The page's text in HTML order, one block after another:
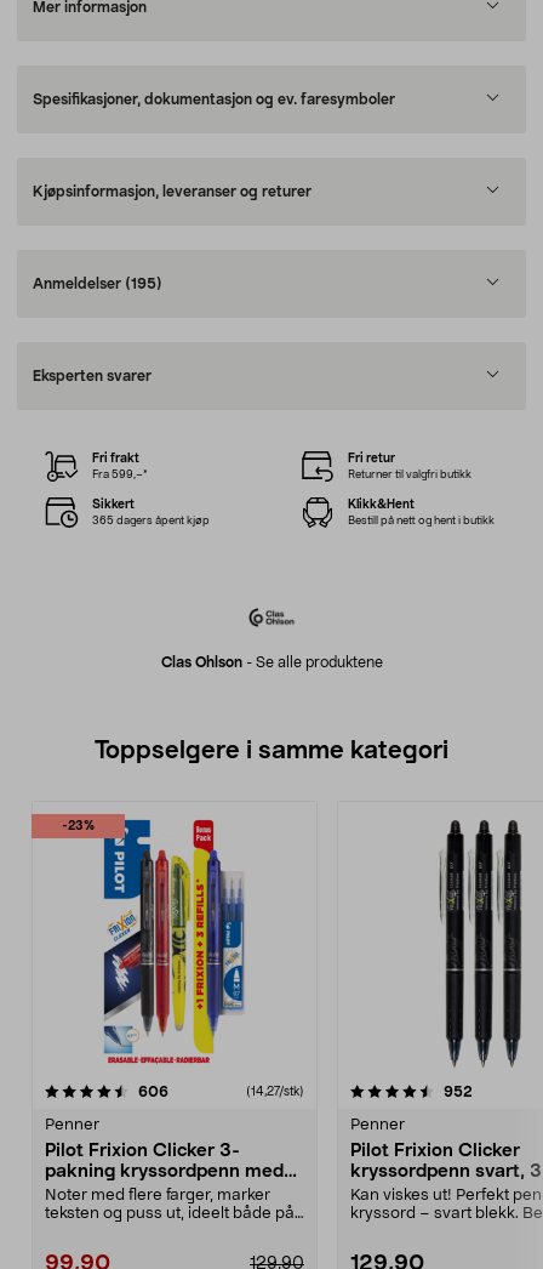
Mer informasjon
Spesifikasjoner, dokumentasjon og ev. faresymboler
Kjøpsinformasjon, leveranser og returer
Anmeldelser (195)
Eksperten svarer
Clas Ohlson- Se alle produktene
Fri frakt
Fra 599,–*
Fri retur
Returner til valgfri butikk
Sikkert
365 dagers åpent kjøp
Klikk&Hent
Bestill på nett og hent i butikk
Toppselgere i samme kategori
-23%
606anmeldelser(14,27/stk)
Penner
Pilot Frixion Clicker 3-
pakning kryssordpenn med
refill og markeringstusj
Noter med flere farger, marker
teksten og puss ut, ideelt både på
99,90 129,90
4.5 av 5 stjerner 952
Penner
Pilot Frixion Clicker
kryssordpenn svart,
pakning
Kan viskes ut! Perfekt
kryssord – svart blekk.
129,90
4.5 av 5 stjerner